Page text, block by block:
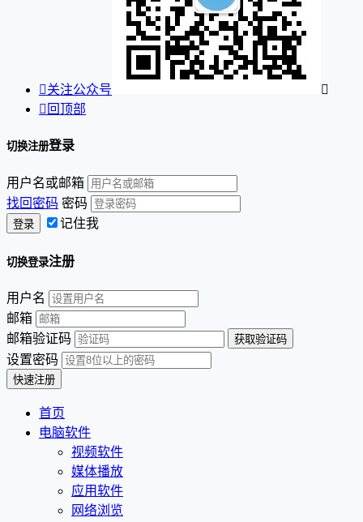
关注公众号

 回顶部
切换注册登录
用户名或邮箱
找回密码 密码
记住我
切换登录注册
用户名
邮箱
邮箱验证码
设置密码
首页
电脑软件
视频软件
媒体播放
应用软件
网络浏览